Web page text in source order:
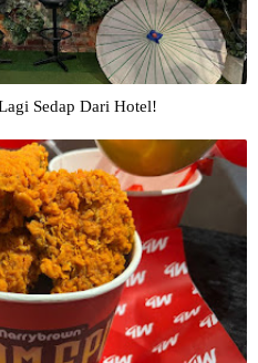
Sedap Dari Hotel!